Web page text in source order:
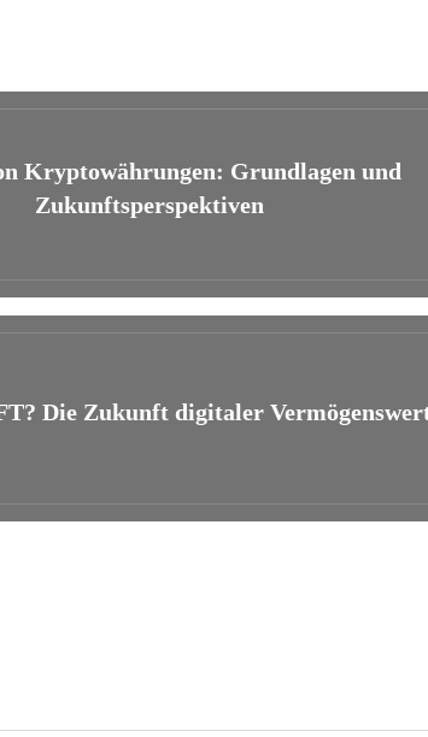
Kryptowährungen: Grundlagen und
Zukunftsperspektiven
Die Zukunft digitaler